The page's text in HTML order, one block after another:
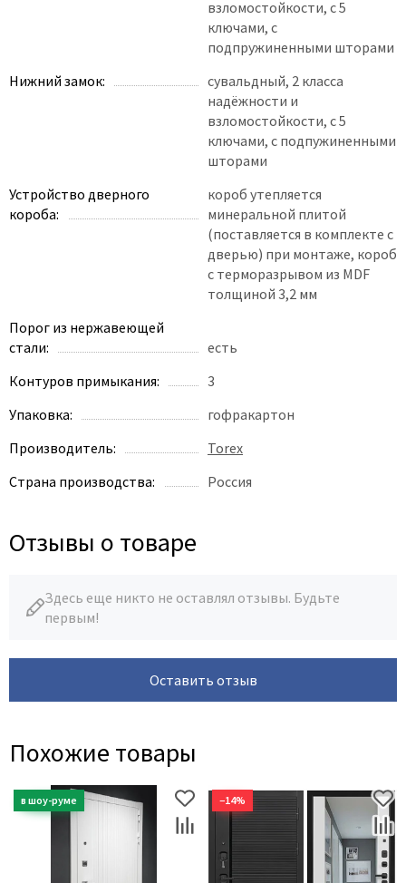
взломостойкости, с 5
ключами, с
подпружиненными шторами
Нижний замок:
сувальдный, 2 класса
надёжности и
взломостойкости, с 5
ключами, с подпужиненными
шторами
Устройство дверного
короба:
короб утепляется
минеральной плитой
(поставляется в комплекте с
дверью) при монтаже, короб
с терморазрывом из MDF
толщиной 3,2 мм
Порог из нержавеющей
стали:
есть
Контуров примыкания:
3
Упаковка:
гофракартон
Производитель:
Torex
Страна производства:
Россия
Отзывы о товаре
Здесь еще никто не оставлял отзывы. Будьте
первым!
Оставить отзыв
Похожие товары
−14%